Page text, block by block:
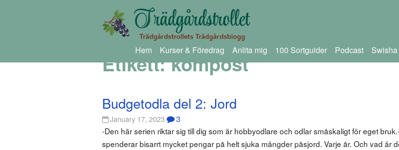
Hem Kurser & Föredrag Anlita mig 100 Sortguider Podcast
Etikett:kompost
Budgetodla del 2: Jord
January 17, 2023 3
-Den här serien riktar sig till dig som är hobbyodlare och odlar småskaligt för eget
spenderar bisarrt mycket pengar på helt sjuka mängder påsjord. Varje år. Och vad är